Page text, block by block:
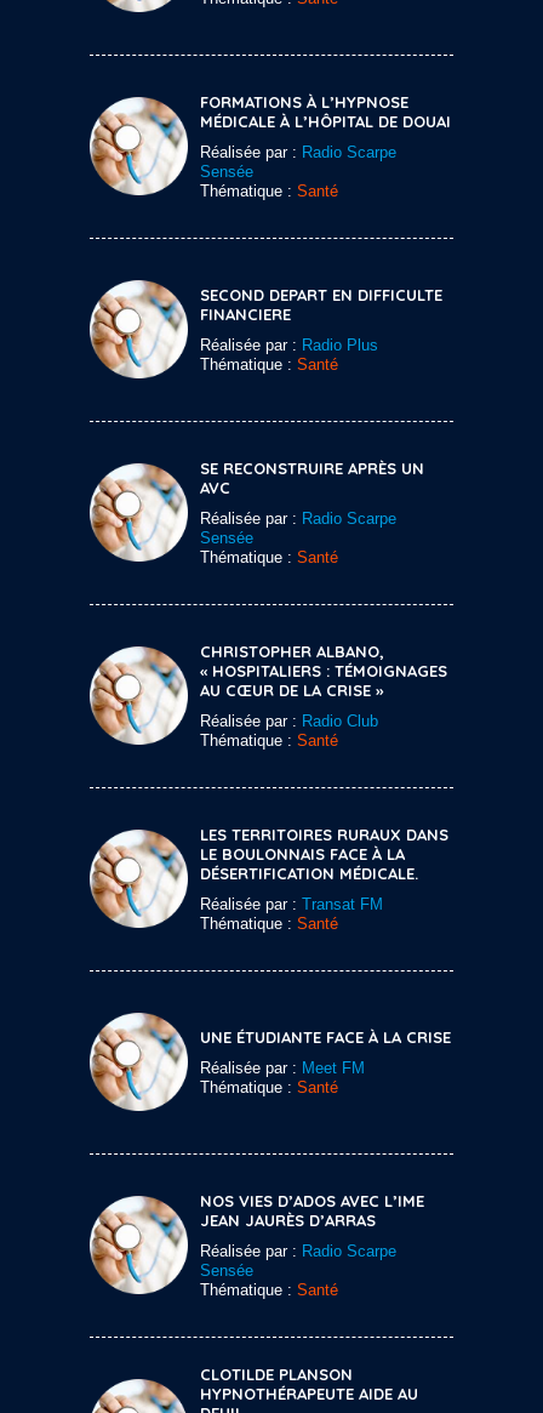
FORMATIONS À L’HYPNOSE
MÉDICALE À L’HÔPITAL DE DOUAI
Réalisée par : Radio Scarpe
Sensée
Thématique : Santé
SECOND DEPART EN DIFFICULTE
FINANCIERE
Réalisée par : Radio Plus
Thématique : Santé
SE RECONSTRUIRE APRÈS UN
AVC
Réalisée par : Radio Scarpe
Sensée
Thématique : Santé
CHRISTOPHER ALBANO,
« HOSPITALIERS : TÉMOIGNAGES
AU CŒUR DE LA CRISE »
Réalisée par : Radio Club
Thématique : Santé
LES TERRITOIRES RURAUX DANS
LE BOULONNAIS FACE À LA
DÉSERTIFICATION MÉDICALE.
Réalisée par : Transat FM
Thématique : Santé
UNE ÉTUDIANTE FACE À LA CRISE
Réalisée par : Meet FM
Thématique : Santé
NOS VIES D’ADOS AVEC L’IME
JEAN JAURÈS D’ARRAS
Réalisée par : Radio Scarpe
Sensée
Thématique : Santé
CLOTILDE PLANSON
HYPNOTHÉRAPEUTE AIDE AU